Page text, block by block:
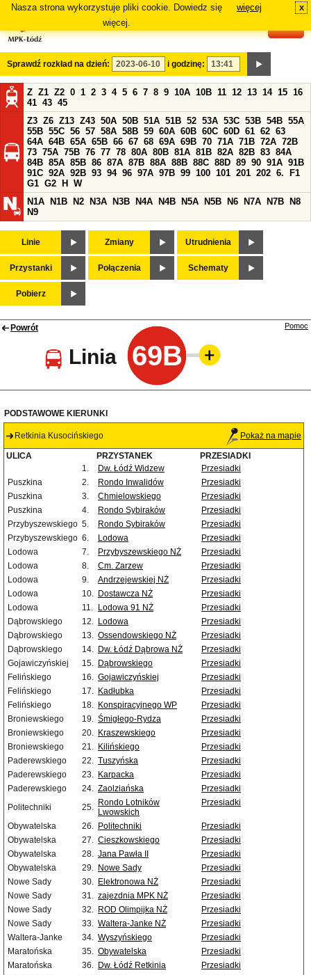
Nasza strona wykorzystuje pliki cookie. Dowiedz się
więcej.
więcej x
Sprawdź rozkład na dzień: i godzinę:
Z Z1 Z2 0 1 2 3 4 5 6 7 8 9 10A 10B 11 12 13 14 15 16
41 43 45
Z3 Z6 Z13 Z43 50A 50B 51A 51B 52 53A 53C 53B 54B 55A
55B 55C 56 57 58A 58B 59 60A 60B 60C 60D 61 62 63
64A 64B 65A 65B 66 67 68 69A 69B 70 71A 71B 72A 72B
73 75A 75B 76 77 78 80A 80B 81A 81B 82A 82B 83 84A
84B 85A 85B 86 87A 87B 88A 88B 88C 88D 89 90 91A 91B
91C 92A 92B 93 94 96 97A 97B 99 100 101 201 202 6.
F1
G1 G2 H
W
N1A
N1B N2 N3A N3B N4A N4B N5A N5B N6 N7A N7B
N8
N9
Linie Zmiany Utrudnienia
Przystanki Połączenia Schematy
Pobierz
Powrót
Linia 69B
Pomoc
PODSTAWOWE KIERUNKI
Retkinia Kusocińskiego Pokaż na mapie
ULICA PRZYSTANEK
PRZESIADKI
1.
Dw. Łódź Widzew
Przesiadki
Puszkina
2. Rondo Inwalidów
Przesiadki
Puszkina
3. Chmielowskiego
Przesiadki
Puszkina
4. Rondo Sybiraków
Przesiadki
Przybyszewskiego 5. Rondo Sybiraków
Przesiadki
Przybyszewskiego 6. Lodowa
Przesiadki
Lodowa
7. Przybyszewskiego NŻ
Przesiadki
Lodowa
8. Cm. Zarzew
Przesiadki
Lodowa
9. Andrzejewskiej NŻ
Przesiadki
Lodowa
10. Dostawcza NŻ
Przesiadki
Lodowa
11. Lodowa 91 NŻ
Przesiadki
Dąbrowskiego
12. Lodowa
Przesiadki
Dąbrowskiego
13. Ossendowskiego NŻ
Przesiadki
Dąbrowskiego
14. Dw. Łódź Dąbrowa NŻ
Przesiadki
Gojawiczyńskiej
15. Dąbrowskiego
Przesiadki
Felińskiego
16. Gojawiczyńskiej
Przesiadki
Felińskiego
17. Kadłubka
Przesiadki
Felińskiego
18. Konspiracyjnego WP
Przesiadki
Broniewskiego
19. Śmigłego-Rydza
Przesiadki
Broniewskiego
20. Kraszewskiego
Przesiadki
Broniewskiego
21. Kilińskiego
Przesiadki
Paderewskiego
22. Tuszyńska
Przesiadki
Paderewskiego
23. Karpacka
Przesiadki
Paderewskiego
24. Zaolziańska
Przesiadki
Politechniki
25. Rondo Lotników
Lwowskich
Przesiadki
Obywatelska 26. Politechniki
Przesiadki
Obywatelska
27. Cieszkowskiego
Przesiadki
Obywatelska
28. Jana Pawła II
Przesiadki
Obywatelska
29. Nowe Sady
Przesiadki
Nowe Sady
30. Elektronowa NŻ
Przesiadki
Nowe Sady
31. zajezdnia MPK NŻ
Przesiadki
Nowe Sady
32. ROD Olimpijka NŻ
Przesiadki
Nowe Sady
33. Waltera-Janke NŻ
Przesiadki
Waltera-Janke
34. Wyszyńskiego
Przesiadki
Maratońska
35. Obywatelska
Przesiadki
Maratońska
36. Dw. Łódź Retkinia
Przesiadki